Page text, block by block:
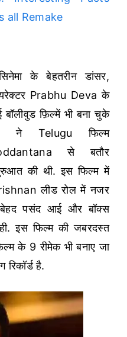
all Remake
के बेहतरीन डांसर,
Prabhu Deva के
फ़िल्में भी बना चुके
ने Telugu फिल्म
से बतौर
की थी.इस फिल्म में
लीड रोल में नजर
पसंद आई और बॉक्स
इस फिल्म की जबरदस्त
के 9 रीमेक भी बनाए जा
है.